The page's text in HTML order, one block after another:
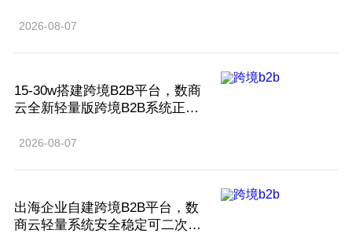
2026-08-07
15-30w搭建跨境B2B平台，数商
云全新轻量版跨境B2B系统正式
2026-08-07
出海企业自建跨境B2B平台，数
商云轻量系统安全稳定可二次开